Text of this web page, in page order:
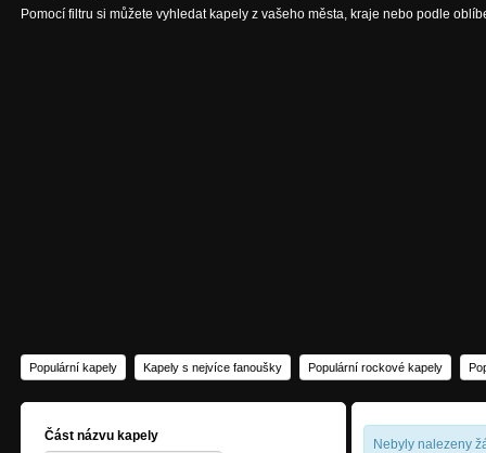
Pomocí filtru si můžete vyhledat kapely z vašeho města, kraje nebo podle
Populární kapely Kapely s nejvíce fanoušky Populární rockové kapely
Část názvu kapely
Nebyly nalezeny